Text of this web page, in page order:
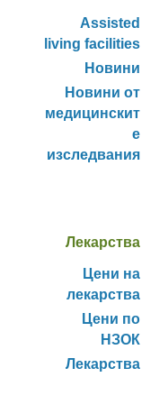
Assisted
living facilities
Новини
Новини от
медицинскит
е
изследвания
Лекарства
Цени на
лекарства
Цени по
НЗОК
Лекарства